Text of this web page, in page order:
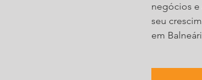
negócios e
seu
em